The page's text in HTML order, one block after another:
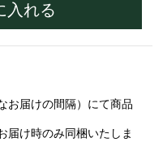
入れる
お届けの間隔）にて商品
け時のみ同梱いたしま